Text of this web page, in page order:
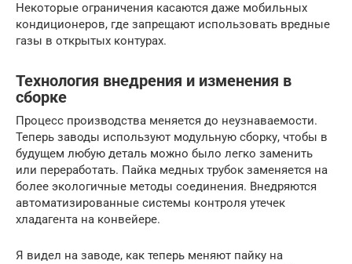
Некоторые ограничения касаются даже мобильных
кондиционеров, где запрещают использовать вредные
газы в открытых контурах.
Технология внедрения и изменения в
сборке
Процесс производства меняется до неузнаваемости.
Теперь заводы используют модульную сборку, чтобы в
будущем любую деталь можно было легко заменить
или переработать. Пайка медных трубок заменяется на
более экологичные методы соединения. Внедряются
автоматизированные системы контроля утечек
хладагента на конвейере.
Я видел на заводе, как теперь меняют пайку на